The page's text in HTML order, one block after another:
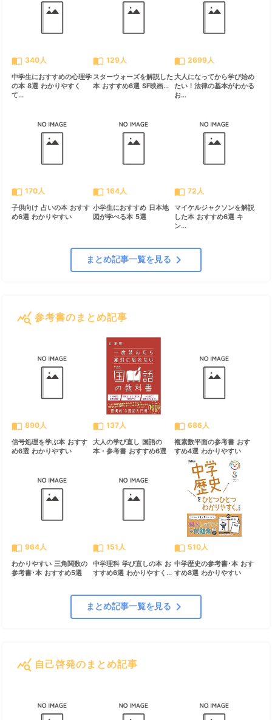
import_contacts 340人
中学生におすすめの心理学
の本 8選 わかりやすく
て...
import_contacts 129人
スターウォーズを解説した
本 おすすめ6選 SF映画...
import_contacts 2699人
大人になってから学び始め
たい！法律の基本がわかる
お...
import_contacts 170人
子供向け 占いの本 おすす
め6選 わかりやすい
import_contacts 164人
小学生におすすめ 日本地
図が学べる本 5選
import_contacts 72人
マイケルジャクソンを解説
した本 おすすめ6選 キ
ン...
まとめ記事一覧を見る chevron_right
query_stats 参考書のまとめ記事
import_contacts 890人
信号処理を学ぶ本 おすす
め6選 わかりやすい
import_contacts 137人
大人の学び直し 国語の
本・参考書 おすすめ6選
import_contacts 686人
複素数平面の参考書 おす
すめ4選 わかりやすい
import_contacts 964人
わかりやすい 三角関数の
参考書･本 おすすめ5選
import_contacts 151人
中学理科 学び直しの本 お
すすめ6選 わかりやすく...
import_contacts 510人
中学歴史の参考書･本 おす
すめ8選 わかりやすい
まとめ記事一覧を見る chevron_right
query_stats 自己啓発のまとめ記事